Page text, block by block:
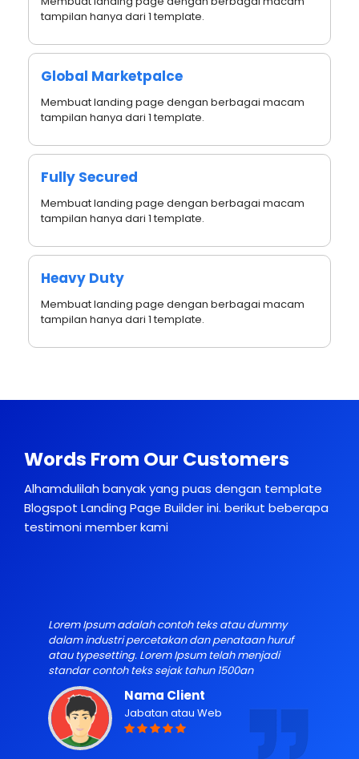
tampilan hanya dari 1 template.
Global Marketpalce
Membuat landing page dengan berbagai macam
tampilan hanya dari 1 template.
Fully Secured
Membuat landing page dengan berbagai macam
tampilan hanya dari 1 template.
Heavy Duty
Membuat landing page dengan berbagai macam
tampilan hanya dari 1 template.
Words From Our Customers
Alhamdulilah banyak yang puas dengan template
Blogspot Landing Page Builder ini. berikut beberapa
testimoni member kami
Lorem Ipsum adalah contoh teks atau dummy
dalam industri percetakan dan penataan huruf
atau typesetting. Lorem Ipsum telah menjadi
standar contoh teks sejak tahun 1500an
Nama Client
Jabatan atau Web